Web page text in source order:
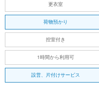
更衣室
荷物預かり
控室付き
1時間から利用可
設営、片付けサービス